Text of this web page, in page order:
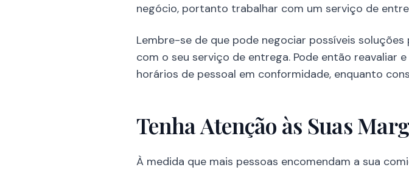
negócio, portanto trabalhar com um serviço de
Lembre-se de que pode negociar possíveis
com o seu serviço de entrega. Pode então reavaliar
horários de pessoal em conformidade, enquanto
Tenha Atenção às Suas
À medida que mais pessoas encomendam a sua